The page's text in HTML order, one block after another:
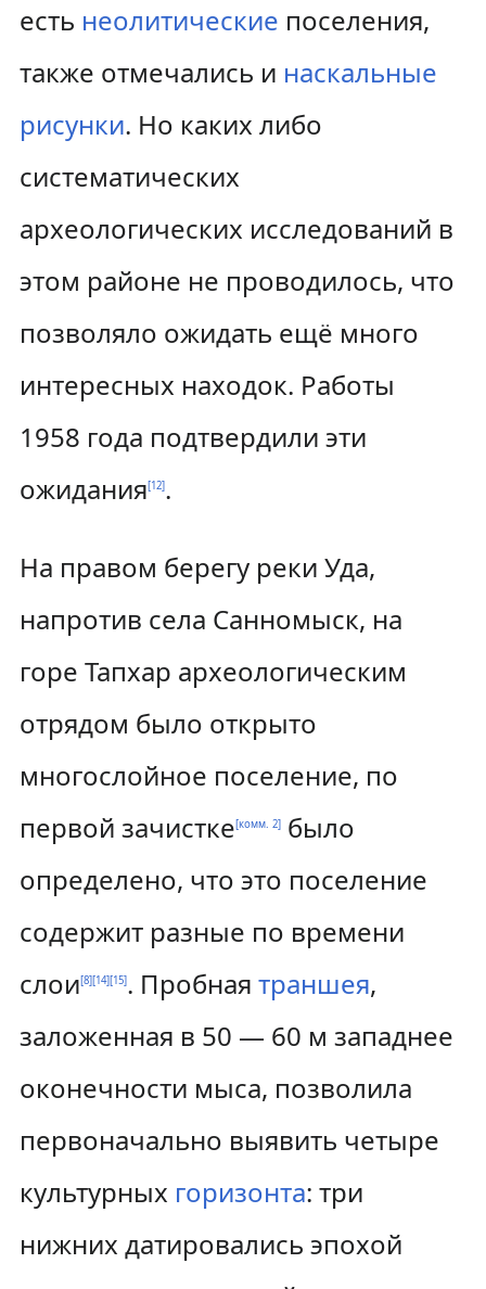
есть неолитические поселения,
также отмечались и наскальные
рисунки. Но каких либо
систематических
археологических исследований в
этом районе не проводилось, что
позволяло ожидать ещё много
интересных находок. Работы
1958 года подтвердили эти
ожидания[12].
На правом берегу реки Уда,
напротив села Санномыск, на
горе Тапхар археологическим
отрядом было открыто
многослойное поселение, по
первой зачистке[комм. 2]было
определено, что это поселение
содержит разные по времени
слои[8][14][15]. Пробная траншея,
заложенная в 50 — 60 м западнее
оконечности мыса, позволила
первоначально выявить четыре
культурных горизонта: три
нижних датировались эпохой